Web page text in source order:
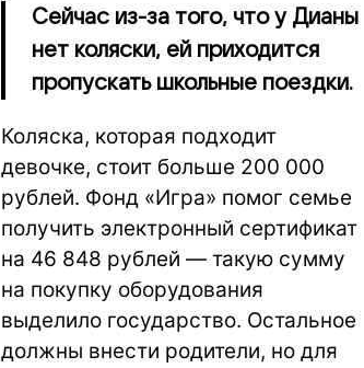
Сейчас из-за того, что у Дианы
нет коляски, ей приходится
пропускать школьные поездки.
Коляска, которая подходит
девочке, стоит больше 200 000
рублей. Фонд «Игра» помог семье
получить электронный сертификат
на 46 848 рублей — такую сумму
на покупку оборудования
выделило государство. Остальное
должны внести родители, но для